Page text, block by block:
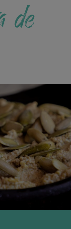
de